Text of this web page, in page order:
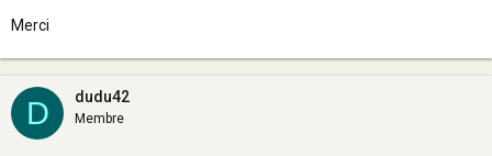
Merci
D dudu42
Membre